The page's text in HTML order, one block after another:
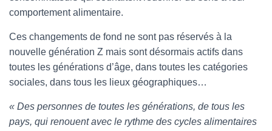
comportement alimentaire.
Ces changements de fond ne sont pas réservés à la
nouvelle génération Z mais sont désormais actifs dans
toutes les générations d’âge, dans toutes les catégories
sociales, dans tous les lieux géographiques…
« Des personnes de toutes les générations, de tous les
pays, qui renouent avec le rythme des cycles alimentaires